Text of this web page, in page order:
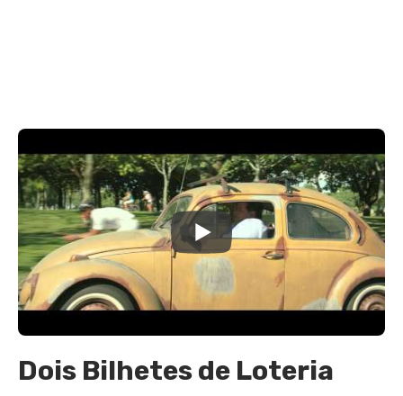
Dois Bilhetes de Loteria